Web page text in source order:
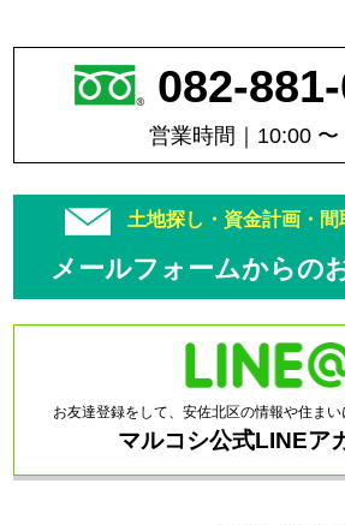
082-
営業時間｜10:00 〜
土地探し・資金計画・間
メールフォームからの
お友達登録をして、安佐北区の情報や住ま
マルコシ公式LINEア